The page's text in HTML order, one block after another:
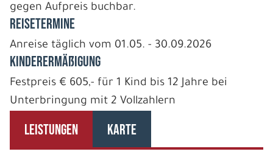
gegen Aufpreis buchbar.
REISETERMINE
Anreise täglich vom 01.05. - 30.09.2026
Kinderermäßigung
Festpreis € 605,- für 1 Kind bis 12 Jahre bei
Unterbringung mit 2 Vollzahlern
LEISTUNGEN KARTE